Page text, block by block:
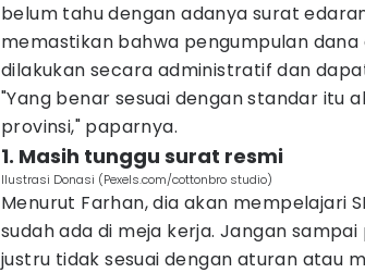
belum tahu dengan adanya surat
memastikan bahwa pengumpulan
dilakukan secara administratif dan
"Yang benar sesuai dengan standar itu
provinsi," paparnya.
1. Masih tunggu surat resmi
Ilustrasi Donasi (Pexels.com/cottonbro studio)
Menurut Farhan, dia akan mempelajari
sudah ada di meja kerja. Jangan
justru tidak sesuai dengan aturan atau